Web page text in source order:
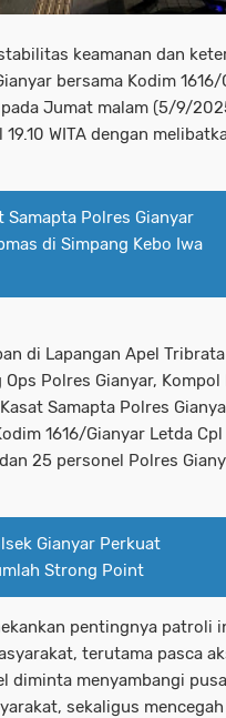
keamanan dan
bersama Kodim 1616/
Jumat malam (5/9/
WITA dengan
Samapta Polres Gianyar
di Simpang Kebo Iwa
di Lapangan Apel
Polres Gianyar, Kompol
Samapta Polres
1616/Gianyar Letda Cpl
25 personel Polres
Gianyar Perkuat
Strong Point
pentingnya patroli
terutama pasca
diminta menyambangi
sekaligus